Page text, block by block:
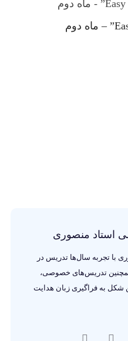
استاد منصوری
با تجربه سال‌ها تدریس در
تدریس‌های خصوصی،
شکل به فراگیری زبان هدایت